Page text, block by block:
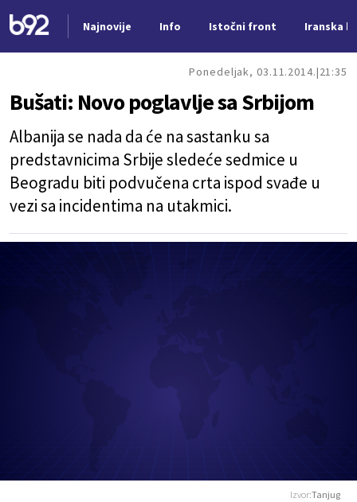
Najnovije Info Istočni front Iranska
Ponedeljak, 03.11.2014. 21:35
Bušati: Novo poglavlje sa Srbijom
Albanija se nada da će na sastanku sa
predstavnicima Srbije sledeće sedmice u
Beogradu biti podvučena crta ispod svađe u
vezi sa incidentima na utakmici.
Izvor:Tanjug